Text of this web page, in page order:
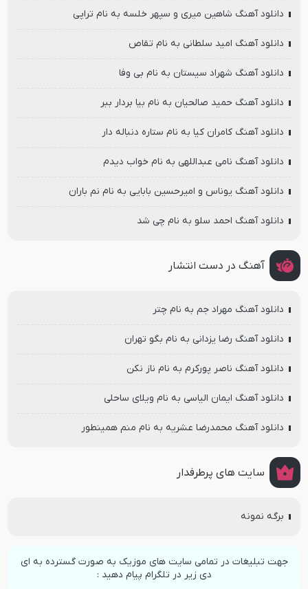
دانلود آهنگ شاهین میری و سپهر خلسه به نام تراپی
دانلود آهنگ امید سلطانی به نام تقاص
دانلود آهنگ شهراد سیستان به نام بی وفا
دانلود آهنگ حمید صالحیان به نام بیا بردار ببر
دانلود آهنگ کامران کیا به نام ستاره دنباله دار
دانلود آهنگ نامی عبداللهی به نام خواب دیدم
دانلود آهنگ یوناس و امیرحسین بابایی به نام نم باران
دانلود آهنگ احمد سلو به نام چی شد
آهنگ در دست انتشار
دانلود آهنگ مهراد جم به نام چتر
دانلود آهنگ رضا یزدانی به نام بگو تهران
دانلود آهنگ ناصر پورکرم به نام ناز نکن
دانلود آهنگ ایمان الیاسی به نام ویلای ساحلی
دانلود آهنگ محمدرضا عشریه به نام منم همینطور
سایت های پرطرفدار
برگه نمونه
جهت تبلیغات در تمامی سایت های موزیک به صورت گسترده به ای
دی زیر در تلگرام پیام دهید :